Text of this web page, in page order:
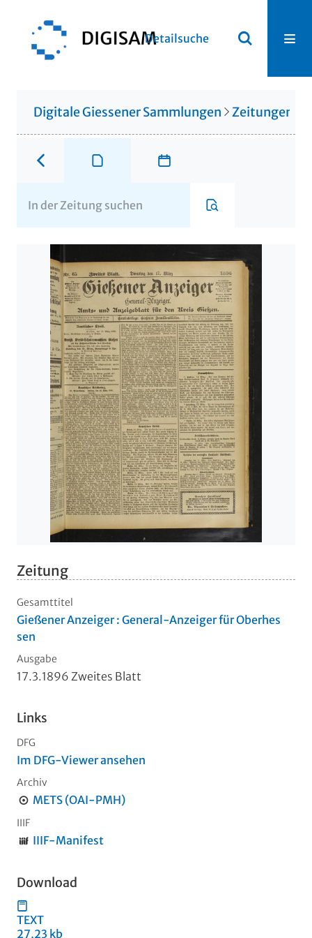
Detailsuche
Digitale Giessener Sammlungen Zeitungen
Zeitung
Gesamttitel
Gießener Anzeiger : General-Anzeiger für Oberhes
sen
Ausgabe
17.3.1896 Zweites Blatt
Links
DFG
Im DFG-Viewer ansehen
Archiv
METS (OAI-PMH)
IIIF
IIIF-Manifest
Download
TEXT
27,23 kb